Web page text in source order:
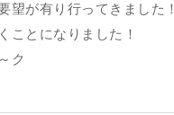
望が有り行ってきました！
ことになりました！
ク